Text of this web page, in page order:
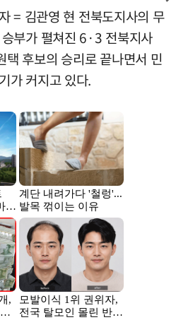
= 김관영 현 전북도지사의 무
부가 펼쳐진 6·3 전북지사
택 후보의 승리로 끝나면서 민
가 커지고 있다.